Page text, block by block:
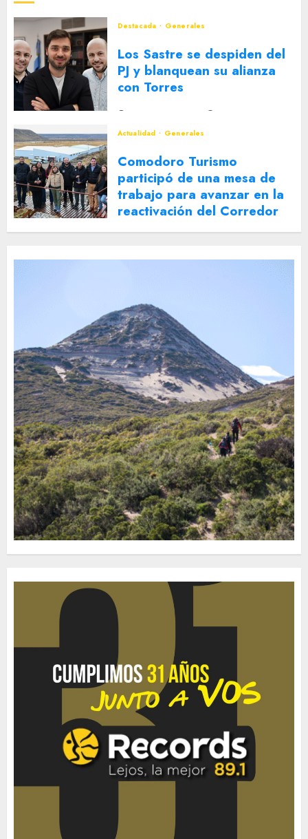
Destacada Generales
Los Sastre se despiden del
PJ y blanquean su alianza
con Torres
Actualidad
Generales
Comodoro Turismo
participó de una mesa de
trabajo para avanzar en la
reactivación del Corredor
Turístico Integrado